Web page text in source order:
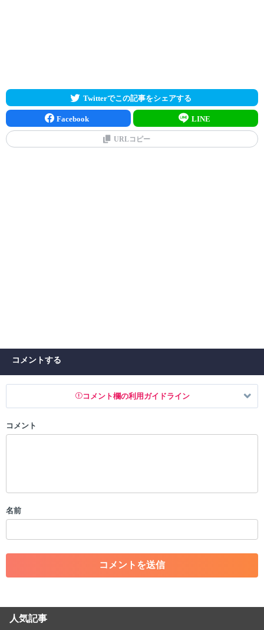
Twitterでこの記事をシェアする
Facebook LINE
URLコピー
コメントする
コメント欄の利用ガイドライン
以下の書き込みを禁止とし、場合によってはコメント削除や書き込み制
・一度削除された投稿を再び投稿すること
・アカウントの売買など金銭が絡む内容の投稿
・各ゲームのネタバレを含む内容の投稿
・その他、管理者が不適切と判断した投稿
コメントの削除を申請する
コメント
名前
人気記事